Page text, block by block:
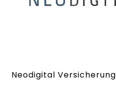
Neodigital